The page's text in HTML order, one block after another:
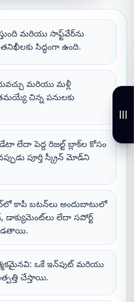
మరియు సాఫ్ట్‌వేర్‌ను
సిద్ధంగా ఉంది.
మరియు మళ్లీ
చిన్న పనులకు
లేదా పెద్ద రిజల్ట్ బ్లాక్‌ల కోసం
పూర్తి స్క్రీన్ మోడ్‌ని
కాపీ బటన్‌లు అందుబాటులో
లేదా సపోర్ట్
ఒకే ఇన్‌పుట్ మరియు
చేస్తాయి.